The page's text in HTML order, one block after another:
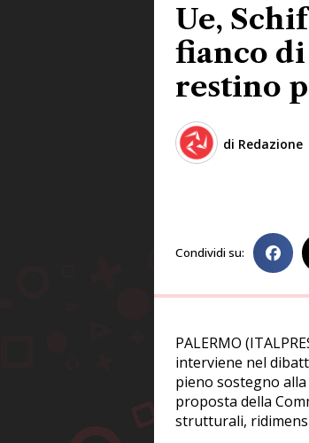
Ue,
fianco
restino
di Redazione
Condividi su:
PALERMO
interviene nel
pieno sostegno
proposta della
strutturali,